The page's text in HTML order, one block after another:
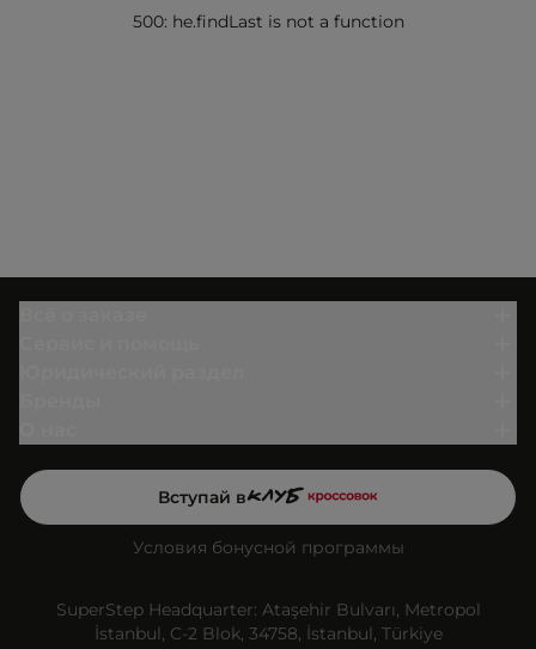
500: he.findLast is not a function
Вступай в
Условия бонусной программы
SuperStep Headquarter: Ataşehir Bulvarı, Metropol
İstanbul, C-2 Blok, 34758, İstanbul, Türkiye